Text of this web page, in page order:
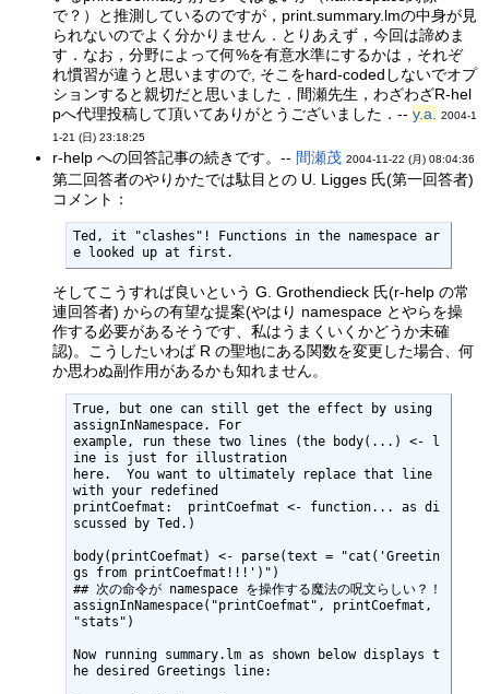
で？）と推測しているのですが，print.summary.lmの中身が見
られないのでよく分かりません．とりあえず，今回は諦めま
す．なお，分野によって何%を有意水準にするかは，それぞ
れ慣習が違うと思いますので, そこをhard-codedしないでオプ
ションすると親切だと思いました．間瀬先生，わざわざR-hel
pへ代理投稿して頂いてありがとうございました．--y.a.
2004-1
1-21 (日) 23:18:25
r-help への回答記事の続きです。-- 間瀬茂 2004-11-22 (月) 08:04:36
第二回答者のやりかたでは駄目との U. Ligges 氏(第一回答者)
コメント：
Ted, it "clashes"! Functions in the namespace ar
e looked up at first.
そしてこうすれば良いという G. Grothendieck 氏(r-help の常
連回答者) からの有望な提案(やはり namespace とやらを操
作する必要があるそうです、私はうまくいくかどうか未確
認)。こうしたいわば R の聖地にある関数を変更した場合、何
か思わぬ副作用があるかも知れません。
True, but one can still get the effect by using
assignInNamespace. For
example, run these two lines (the body(...) <- l
ine is just for illustration
here.  You want to ultimately replace that line
with your redefined
printCoefmat:  printCoefmat <- function... as di
scussed by Ted.)
body(printCoefmat) <- parse(text = "cat('Greetin
gs from printCoefmat!!!')")
## 次の命令が namespace を操作する魔法の呪文らしい？！
assignInNamespace("printCoefmat", printCoefmat,
"stats")
Now running summary.lm as shown below displays t
he desired Greetings line: